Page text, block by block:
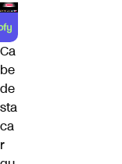
Ca
be
de
sta
ca
r